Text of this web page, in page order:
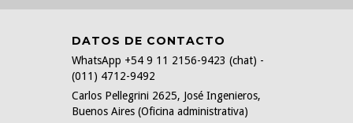
DATOS DE CONTACTO
WhatsApp +54 9 11 2156-9423 (chat) -
(011) 4712-9492
Carlos Pellegrini 2625, José Ingenieros,
Buenos Aires (Oficina administrativa)